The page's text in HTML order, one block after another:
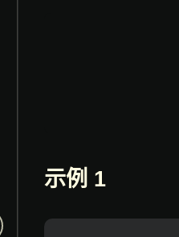
示例 1